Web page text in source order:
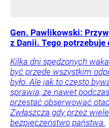
Gen. Pawlikowski:
z Danii. Tego potrzebuje
Kilka dni spędzonych
być przede wszystkim
było. Ale jak to często
sprawia, że nawet
przestać obserwować
Zwłaszcza gdy przez
bezpieczeństwo państwa.